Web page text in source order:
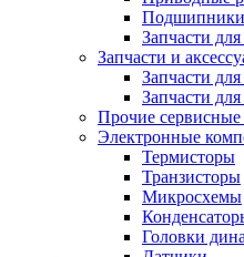
Подшипники
Запчасти
Запчасти и
Запчасти
Запчасти
Прочие сервисные
Электронные
Термисторы
Транзисторы
Микросхемы
Головки